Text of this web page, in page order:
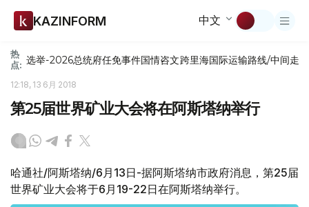
KAZINFORM 中文
热
点: 选举-2026总统府任免事件国情咨文跨里海国际运输路线/中间走廊
12:18, 13 6月 2018
第25届世界矿业大会将在阿斯塔纳举行
哈通社/阿斯塔纳/6月13日-据阿斯塔纳市政府消息，第25届
世界矿业大会将于6月19-22日在阿斯塔纳举行。